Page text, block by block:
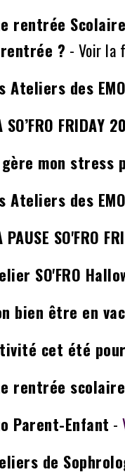
rentrée
? - Voir la
Ateliers des
SO’FRO FRIDAY
mon stress
Ateliers des
PAUSE SO'FRO
SO'FRO
bien être en
cet été
rentrée scolaire
Parent-Enfant -
de